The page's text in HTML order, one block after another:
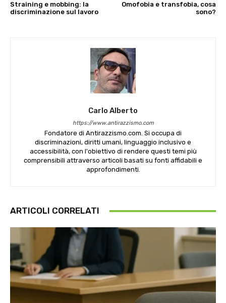
Straining e mobbing: la
discriminazione sul lavoro
Omofobia e transfobia, cosa
sono?
Carlo Alberto
https://www.antirazzismo.com
Fondatore di Antirazzismo.com. Si occupa di
discriminazioni, diritti umani, linguaggio inclusivo e
accessibilità, con l'obiettivo di rendere questi temi più
comprensibili attraverso articoli basati su fonti affidabili e
approfondimenti.
ARTICOLI CORRELATI